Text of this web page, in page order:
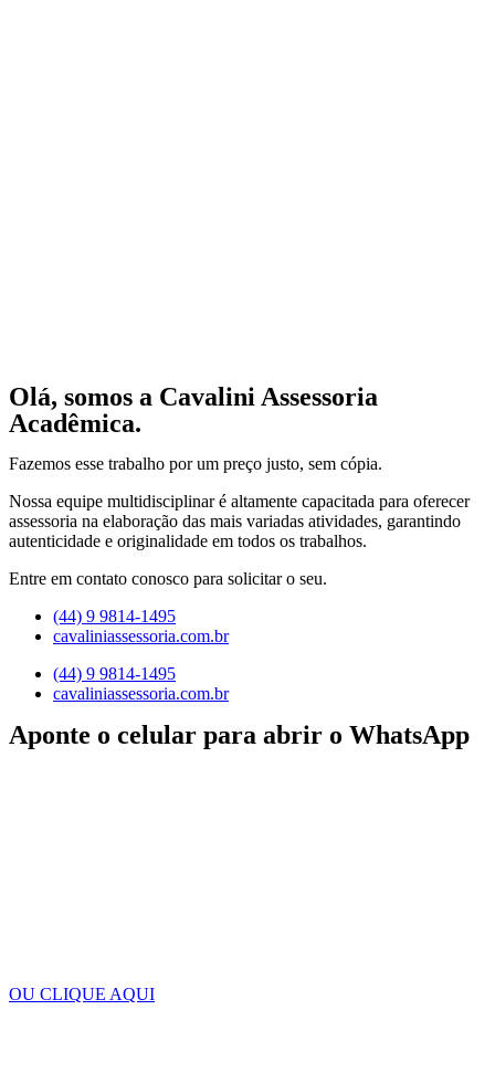
Olá, somos a Cavalini Assessoria
Acadêmica.
Fazemos esse trabalho por um preço justo, sem cópia.
Nossa equipe multidisciplinar é altamente capacitada para oferecer
assessoria na elaboração das mais variadas atividades, garantindo
autenticidade e originalidade em todos os trabalhos.
Entre em contato conosco para solicitar o seu.
(44) 9 9814-1495
cavaliniassessoria.com.br
(44) 9 9814-1495
cavaliniassessoria.com.br
Aponte o celular para abrir o WhatsApp
OU CLIQUE AQUI